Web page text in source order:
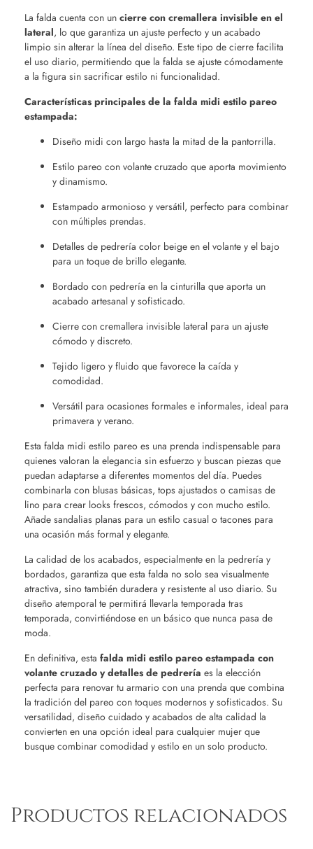
La falda cuenta con un cierre con cremallera invisible en el
lateral, lo que garantiza un ajuste perfecto y un acabado
limpio sin alterar la línea del diseño. Este tipo de cierre facilita
el uso diario, permitiendo que la falda se ajuste cómodamente
a la figura sin sacrificar estilo ni funcionalidad.
Características principales de la falda midi estilo pareo
estampada:
Diseño midi con largo hasta la mitad de la pantorrilla.
Estilo pareo con volante cruzado que aporta movimiento
y dinamismo.
Estampado armonioso y versátil, perfecto para combinar
con múltiples prendas.
Detalles de pedrería color beige en el volante y el bajo
para un toque de brillo elegante.
Bordado con pedrería en la cinturilla que aporta un
acabado artesanal y sofisticado.
Cierre con cremallera invisible lateral para un ajuste
cómodo y discreto.
Tejido ligero y fluido que favorece la caída y
comodidad.
Versátil para ocasiones formales e informales, ideal para
primavera y verano.
Esta falda midi estilo pareo es una prenda indispensable para
quienes valoran la elegancia sin esfuerzo y buscan piezas que
puedan adaptarse a diferentes momentos del día. Puedes
combinarla con blusas básicas, tops ajustados o camisas de
lino para crear looks frescos, cómodos y con mucho estilo.
Añade sandalias planas para un estilo casual o tacones para
una ocasión más formal y elegante.
La calidad de los acabados, especialmente en la pedrería y
bordados, garantiza que esta falda no solo sea visualmente
atractiva, sino también duradera y resistente al uso diario. Su
diseño atemporal te permitirá llevarla temporada tras
temporada, convirtiéndose en un básico que nunca pasa de
moda.
En definitiva, esta falda midi estilo pareo estampada con
volante cruzado y detalles de pedrería es la elección
perfecta para renovar tu armario con una prenda que combina
la tradición del pareo con toques modernos y sofisticados. Su
versatilidad, diseño cuidado y acabados de alta calidad la
convierten en una opción ideal para cualquier mujer que
busque combinar comodidad y estilo en un solo producto.
Productos relacionados